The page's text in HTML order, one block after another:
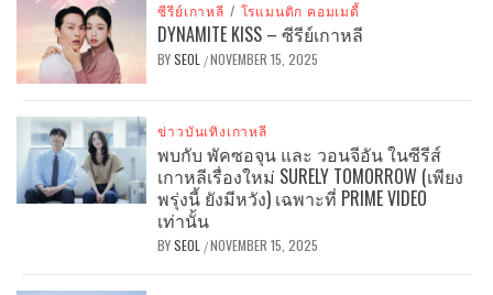
ซีรีย์เกาหลี / โรแมนติก คอมเมดี้
DYNAMITE KISS – ซีรีย์เกาหลี
BYSEOL /NOVEMBER 15, 2025
ข่าวบันเทิงเกาหลี
พบกับ พัคซอจุน และ วอนจีอัน ในซีรีส์
เกาหลีเรื่องใหม่ SURELY TOMORROW (เพียง
พรุ่งนี้ ยังมีหวัง) เฉพาะที่ PRIME VIDEO
เท่านั้น
BYSEOL /NOVEMBER 15, 2025